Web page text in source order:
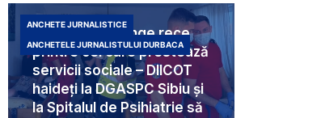
Criminali cu sânge rece
printre cei care prestează
servicii sociale – DIICOT
haideți la DGASPC Sibiu și
la Spitalul de Psihiatrie să
ANCHETE JURNALISTICE
ANCHETELE JURNALISTULUI DURBACA